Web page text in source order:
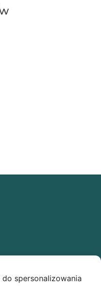
spersonalizowania
low FODMAP –